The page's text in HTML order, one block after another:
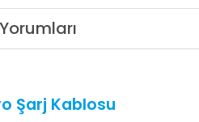
Şarj Kablosu